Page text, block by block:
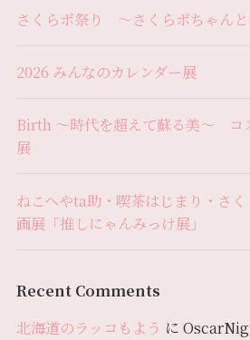
さくらポ祭り 〜さくらポちゃん
2026 みんなのカレンダー展
Birth 〜時代を超えて蘇る美〜 コ
展
ねこへやta助・喫茶はじまり・さ
画展「推しにゃんみっけ展」
Recent Comments
北海道のラッコもよう に OscarNig